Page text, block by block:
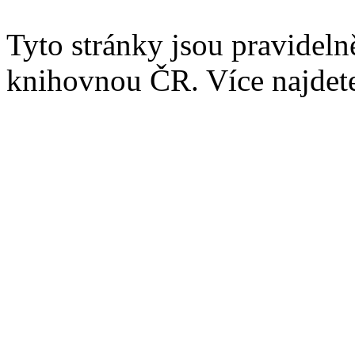
Tyto stránky jsou
knihovnou ČR. Více